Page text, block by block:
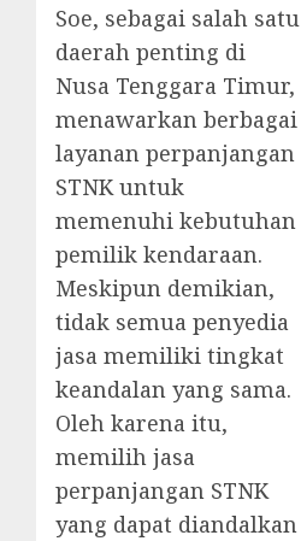
Soe, sebagai salah satu
daerah penting di
Nusa Tenggara Timur,
menawarkan berbagai
layanan perpanjangan
STNK untuk
memenuhi kebutuhan
pemilik kendaraan.
Meskipun demikian,
tidak semua penyedia
jasa memiliki tingkat
keandalan yang sama.
Oleh karena itu,
memilih jasa
perpanjangan STNK
yang dapat diandalkan